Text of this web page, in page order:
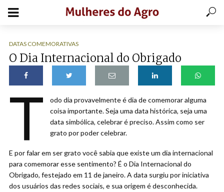
DATAS COMEMORATIVAS
O Dia Internacional do Obrigado
T
odo dia provavelmente é dia de comemorar alguma
coisa importante. Seja uma data histórica, seja uma
data simbólica, celebrar é preciso. Assim como ser
grato por poder celebrar.
E por falar em ser grato você sabia que existe um dia internacional
para comemorar esse sentimento? É o Dia Internacional do
Obrigado, festejado em 11 de janeiro. A data surgiu por iniciativa
dos usuários das redes sociais, e sua origem é desconhecida.